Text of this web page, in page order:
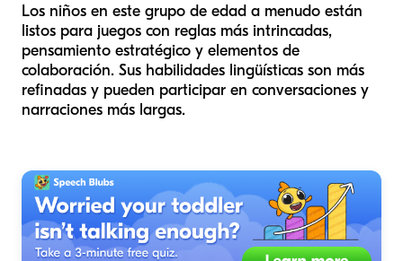
Los niños en este grupo de edad a menudo están
listos para juegos con reglas más intrincadas,
pensamiento estratégico y elementos de
colaboración. Sus habilidades lingüísticas son más
refinadas y pueden participar en conversaciones y
narraciones más largas.